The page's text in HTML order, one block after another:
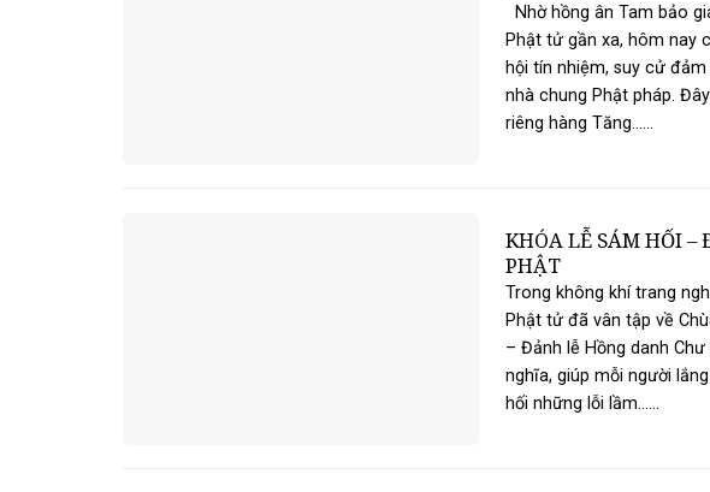
Nhờ hồng ân Tam bảo
Phật tử gần xa, hôm nay
hội tín nhiệm, suy cử
nhà chung Phật pháp.
riêng hàng Tăng......
KHÓA LỄ SÁM HỐI –
PHẬT
Trong không khí trang
Phật tử đã vân tập về
– Đảnh lễ Hồng danh
nghĩa, giúp mỗi người
hối những lỗi lầm......